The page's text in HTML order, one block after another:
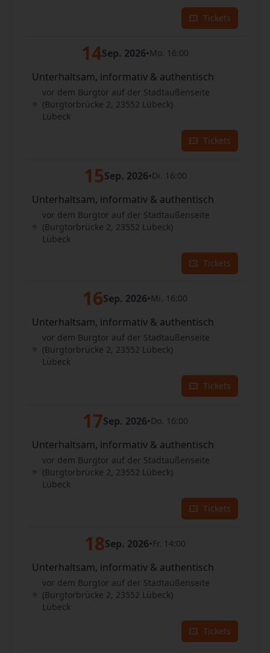
Tickets
14Sep. 2026•Mo. 16:00
Unterhaltsam, informativ & authentisch
vor dem Burgtor auf der Stadtaußenseite
(Burgtorbrücke 2, 23552 Lübeck)
Lübeck
Tickets
15Sep. 2026•Di. 16:00
Unterhaltsam, informativ & authentisch
vor dem Burgtor auf der Stadtaußenseite
(Burgtorbrücke 2, 23552 Lübeck)
Lübeck
Tickets
16Sep. 2026•Mi. 16:00
Unterhaltsam, informativ & authentisch
vor dem Burgtor auf der Stadtaußenseite
(Burgtorbrücke 2, 23552 Lübeck)
Lübeck
Tickets
17Sep. 2026•Do. 16:00
Unterhaltsam, informativ & authentisch
vor dem Burgtor auf der Stadtaußenseite
(Burgtorbrücke 2, 23552 Lübeck)
Lübeck
Tickets
18Sep. 2026•Fr. 14:00
Unterhaltsam, informativ & authentisch
vor dem Burgtor auf der Stadtaußenseite
(Burgtorbrücke 2, 23552 Lübeck)
Lübeck
Tickets